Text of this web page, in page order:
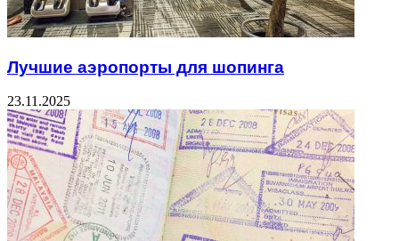
Лучшие аэропорты для шопинга
23.11.2025